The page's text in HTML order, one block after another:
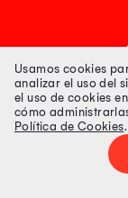
Tiendas
Usamos cookies
analizar el uso del
el uso de cookies
cómo
Política de Cookies.